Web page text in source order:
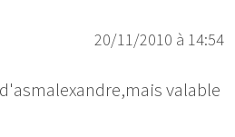
20/11/2010 à 14:54
valable